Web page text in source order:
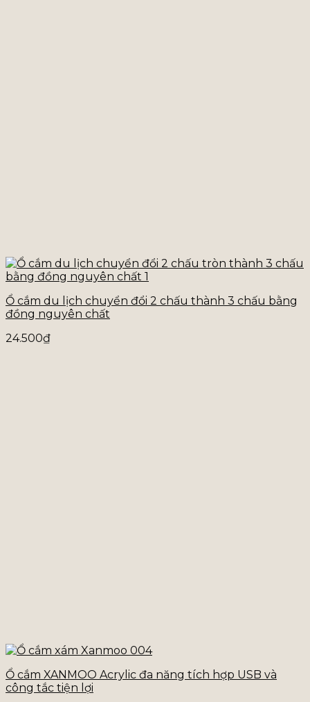
Ổ cắm du lịch chuyển đổi 2 chấu thành 3 chấu bằng
đồng nguyên chất
24.500₫
Ổ cắm XANMOO Acrylic đa năng tích hợp USB và
công tắc tiện lợi